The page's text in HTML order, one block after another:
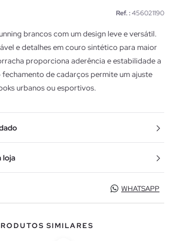
Ref. : 456021190
brancos com um design leve e versátil.
e detalhes em couro sintético para maior
proporciona aderência e estabilidade a
de cadarços permite um ajuste
urbanos ou esportivos.
loja
WHATSAPP
SIMILARES